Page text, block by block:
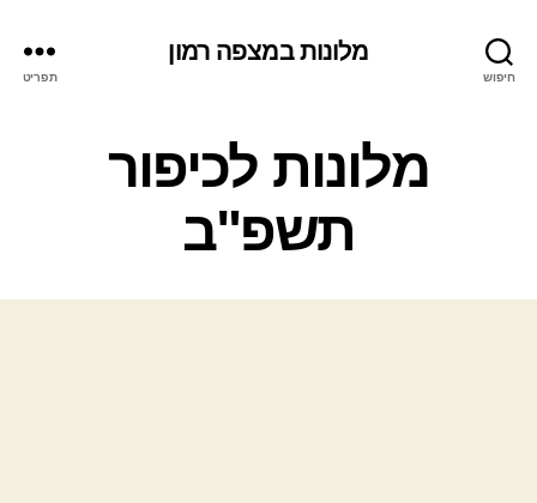
חיפוש
מלונות במצפה רמון
תפריט
ט
ו
ר
ו
מלונות לכיפור
תשפ"ב